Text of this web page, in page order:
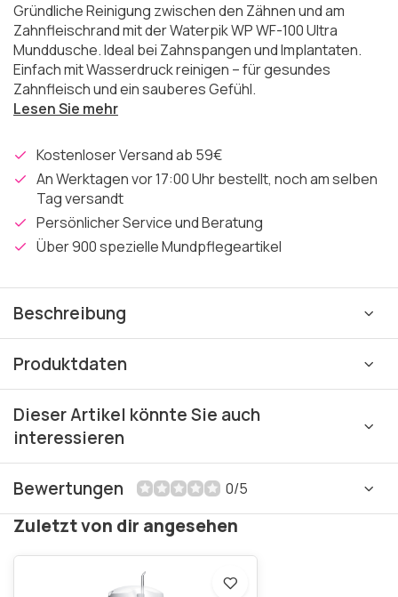
Gründliche Reinigung zwischen den Zähnen und am
Zahnfleischrand mit der Waterpik WP WF-100 Ultra
Munddusche. Ideal bei Zahnspangen und Implantaten.
Einfach mit Wasserdruck reinigen – für gesundes
Zahnfleisch und ein sauberes Gefühl.
Lesen Sie mehr
Kostenloser Versand ab 59€
An Werktagen vor 17:00 Uhr bestellt, noch am selben
Tag versandt
Persönlicher Service und Beratung
Über 900 spezielle Mundpflegeartikel
Beschreibung
Produktdaten
Dieser Artikel könnte Sie auch
interessieren
Bewertungen 0/5
Zuletzt von dir angesehen